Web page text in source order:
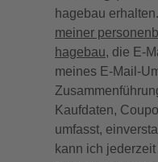
hagebau
meiner
hagebau, die E-
meines E-Mail-
Kaufdaten,
umfasst,
kann ich